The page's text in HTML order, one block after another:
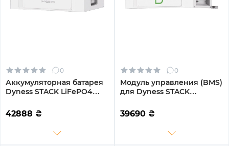
0
Аккумуляторная батарея
Dyness STACK LiFePO4
без BMS (S51100)
42888 ₴
0
Модуль управления (BMS)
для Dyness STACK
39690 ₴